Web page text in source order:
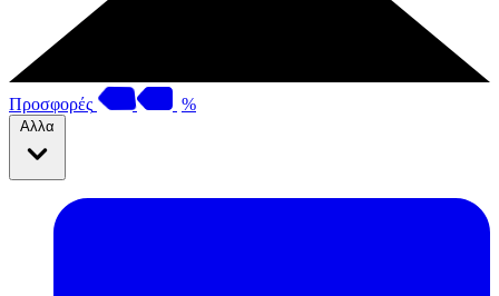
Προσφορές %
Αλλα